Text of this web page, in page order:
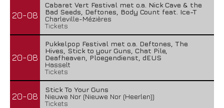
20-08
Cabaret Vert Festival met o.a. Nick Cave & the
Bad Seeds, Deftones, Body Count feat. Ice-T
Charleville-Mézières
Tickets
20-08
Pukkelpop Festival met o.a. Deftones, The
Hives, Stick to your Guns, Chat Pile,
Deafheaven, Ploegendienst, dEUS
Hasselt
Tickets
20-08
Stick To Your Guns
Nieuwe Nor (Nieuwe Nor (Heerlen))
Tickets